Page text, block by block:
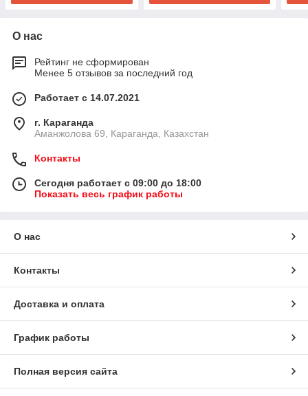
О нас
Рейтинг не сформирован
Менее 5 отзывов за последний год
Работает с 14.07.2021
г. Караганда
Аманжолова 69, Караганда, Казахстан
Контакты
Сегодня работает с 09:00 до 18:00
Показать весь график работы
О нас
Контакты
Доставка и оплата
График работы
Полная версия сайта